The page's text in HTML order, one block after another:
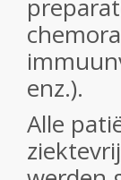
enz.).
Alle